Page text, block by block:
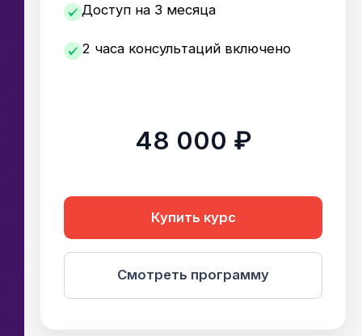
Доступ на 3 месяца
2 часа консультаций включено
48 000 ₽
Смотреть программу
Купить курс